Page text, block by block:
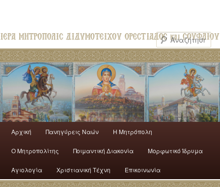
Αρχική Πανηγύρεις Ναών H Mητρόπολη
Ο Mητροπολίτης Ποιμαντική Διακονία Μορφωτικό Ίδρυμα
Αγιολογία Χριστιανική Τέχνη Επικοινωνία